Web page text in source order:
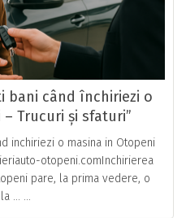
bani când închiriezi o
Trucuri și sfaturi”
inchiriezi o masina in Otopeni
otopeni.comInchirierea
pare, la prima vedere, o
… ...